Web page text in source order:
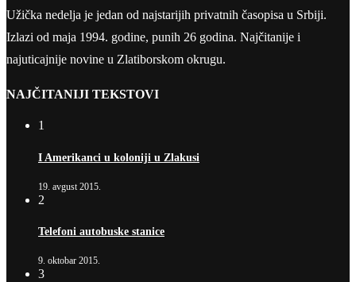
Užička nedelja je jedan od najstarijih privatnih časopisa u Srbiji.
Izlazi od maja 1994. godine, punih 26 godina. Najčitanije i
najuticajnije novine u Zlatiborskom okrugu.
NAJČITANIJI TEKSTOVI
1
I Amerikanci u koloniji u Zlakusi
19. avgust 2015.
2
Telefoni autobuske stanice
9. oktobar 2015.
3